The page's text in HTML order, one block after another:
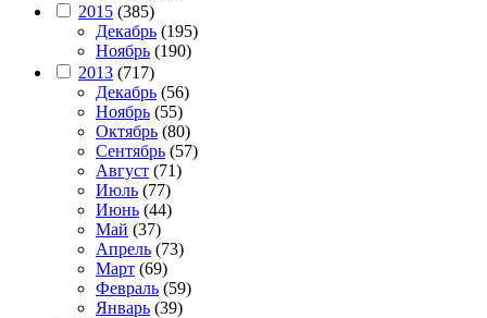
2015 (385)
Декабрь (195)
Ноябрь (190)
2013 (717)
Декабрь (56)
Ноябрь (55)
Октябрь (80)
Сентябрь (57)
Август (71)
Июль (77)
Июнь (44)
Май (37)
Апрель (73)
Март (69)
Февраль (59)
Январь (39)